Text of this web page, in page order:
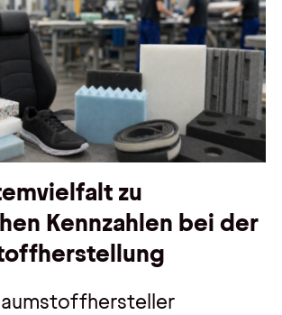
zu
Kennzahlen bei der